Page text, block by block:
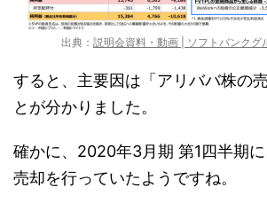
出典： 説明会資料・動画 | ソフトバンクグ
すると、主要因は「アリババ株の
とが分かりました。
確かに、2020年3月期 第1四半期
売却を行っていたようですね。